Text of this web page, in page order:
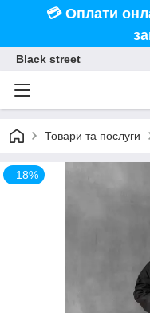
💳 Оплати
Black street
Товари та послуги
–18%